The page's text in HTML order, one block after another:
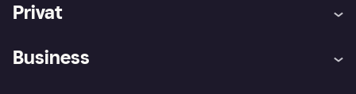
Privat
Business